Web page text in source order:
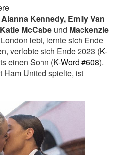
Alanna Kennedy, Emily Van
McCabe und Mackenzie
lebt, lernte sich Ende
verlobte sich Ende 2023 (K-
einen Sohn (K-Word #608).
Ham United spielte, ist